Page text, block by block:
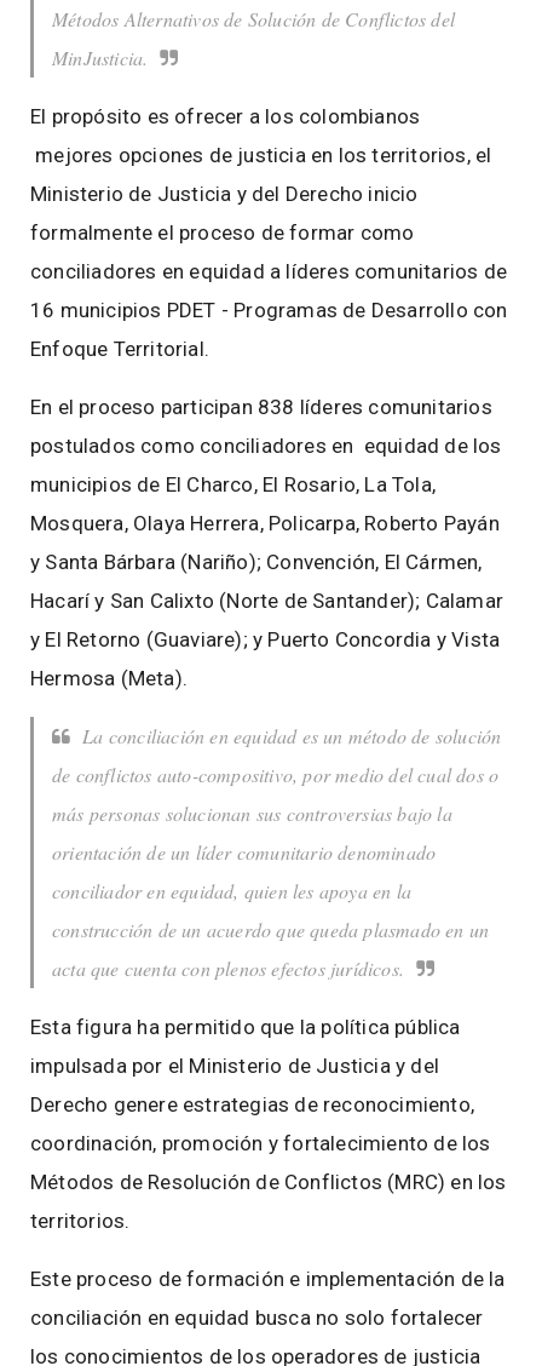
Métodos Alternativos de Solución de Conflictos del
MinJusticia.
El propósito es ofrecer a los colombianos
mejores opciones de justicia en los territorios, el
Ministerio de Justicia y del Derecho inicio
formalmente el proceso de formar como
conciliadores en equidad a líderes comunitarios de
16 municipios PDET - Programas de Desarrollo con
Enfoque Territorial.
En el proceso participan 838 líderes comunitarios
postulados como conciliadores en equidad de los
municipios de El Charco, El Rosario, La Tola,
Mosquera, Olaya Herrera, Policarpa, Roberto Payán
y Santa Bárbara (Nariño); Convención, El Cármen,
Hacarí y San Calixto (Norte de Santander); Calamar
y El Retorno (Guaviare); y Puerto Concordia y Vista
Hermosa (Meta).
La conciliación en equidad es un método de solución
de conflictos auto-compositivo, por medio del cual dos o
más personas solucionan sus controversias bajo la
orientación de un líder comunitario denominado
conciliador en equidad, quien les apoya en la
construcción de un acuerdo que queda plasmado en un
acta que cuenta con plenos efectos jurídicos.
Esta figura ha permitido que la política pública
impulsada por el Ministerio de Justicia y del
Derecho genere estrategias de reconocimiento,
coordinación, promoción y fortalecimiento de los
Métodos de Resolución de Conflictos (MRC) en los
territorios.
Este proceso de formación e implementación de la
conciliación en equidad busca no solo fortalecer
los conocimientos de los operadores de justicia